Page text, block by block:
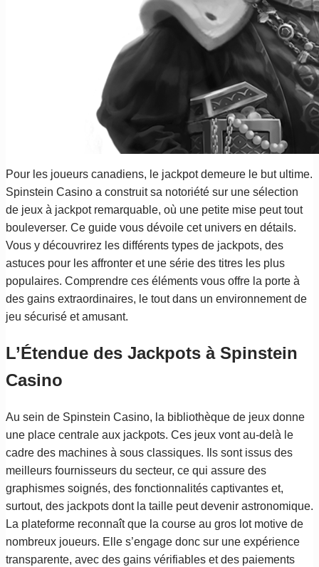
Pour les joueurs canadiens, le jackpot demeure le but ultime.
Spinstein Casino a construit sa notoriété sur une sélection
de jeux à jackpot remarquable, où une petite mise peut tout
bouleverser. Ce guide vous dévoile cet univers en détails.
Vous y découvrirez les différents types de jackpots, des
astuces pour les affronter et une série des titres les plus
populaires. Comprendre ces éléments vous offre la porte à
des gains extraordinaires, le tout dans un environnement de
jeu sécurisé et amusant.
L’Étendue des Jackpots à Spinstein
Casino
Au sein de Spinstein Casino, la bibliothèque de jeux donne
une place centrale aux jackpots. Ces jeux vont au-delà le
cadre des machines à sous classiques. Ils sont issus des
meilleurs fournisseurs du secteur, ce qui assure des
graphismes soignés, des fonctionnalités captivantes et,
surtout, des jackpots dont la taille peut devenir astronomique.
La plateforme reconnaît que la course au gros lot motive de
nombreux joueurs. Elle s’engage donc sur une expérience
transparente, avec des gains vérifiables et des paiements